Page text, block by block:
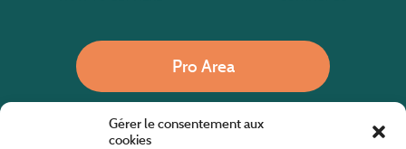
Gérer le consentement aux
cookies
Pro Area